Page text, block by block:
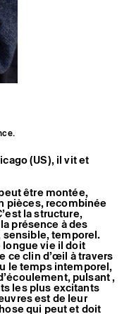
(US), il vit et
être montée,
pièces, recombinée
la structure,
présence à des
sensible, temporel.
longue vie il doit
ce clin d’œil à travers
le temps intemporel,
pulsant ,
les plus excitants
est de leur
qui peut et doit